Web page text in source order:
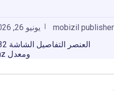
mobizil publisher
يونيو 26, 2026
ومعدل 120hz المعالج snapdragon 7 gen…